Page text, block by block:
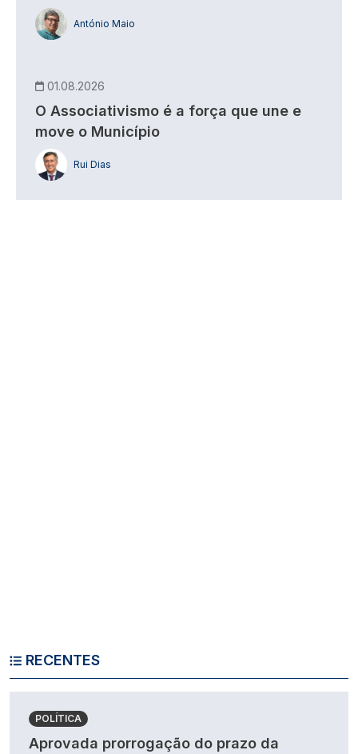
António Maio
01.08.2026
O Associativismo é a força que une e
move o Município
Rui Dias
RECENTES
POLÍTICA
Aprovada prorrogação do prazo da